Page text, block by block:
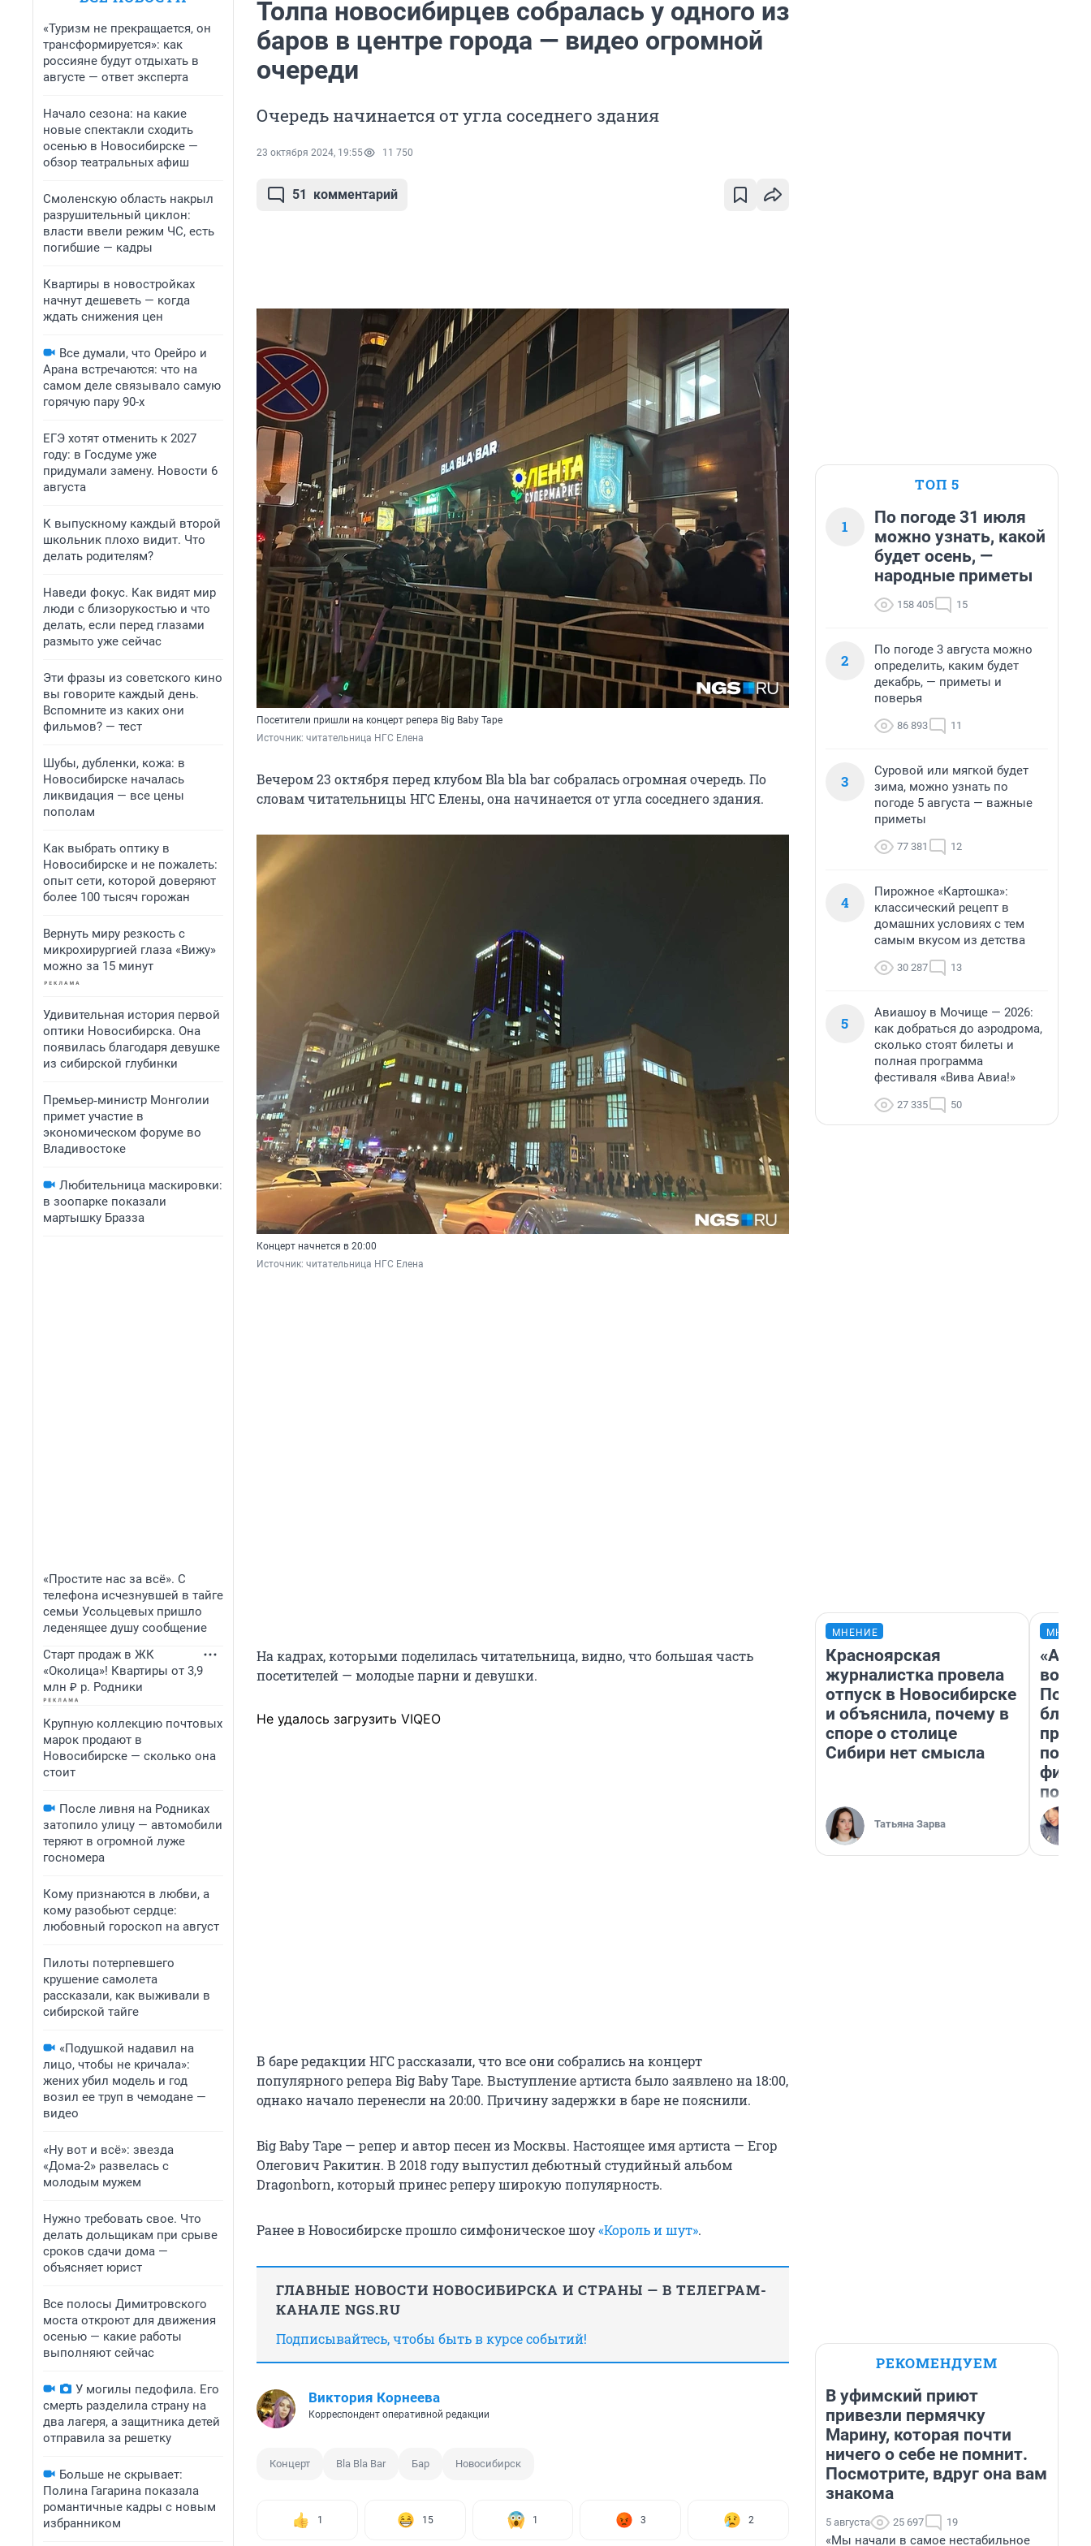
«Туризм не прекращается, он
трансформируется»: как
россияне будут отдыхать в
августе — ответ эксперта
Начало сезона: на какие
новые спектакли сходить
осенью в Новосибирске —
обзор театральных афиш
Смоленскую область накрыл
разрушительный циклон:
власти ввели режим ЧС, есть
погибшие — кадры
Квартиры в новостройках
начнут дешеветь — когда
ждать снижения цен
Все думали, что Орейро и
Арана встречаются: что на
самом деле связывало самую
горячую пару 90-х
ЕГЭ хотят отменить к 2027
году: в Госдуме уже
придумали замену. Новости 6
августа
К выпускному каждый второй
школьник плохо видит. Что
делать родителям?
Наведи фокус. Как видят мир
люди с близорукостью и что
делать, если перед глазами
размыто уже сейчас
Эти фразы из советского кино
вы говорите каждый день.
Вспомните из каких они
фильмов? — тест
Шубы, дубленки, кожа: в
Новосибирске началась
ликвидация — все цены
пополам
Как выбрать оптику в
Новосибирске и не пожалеть:
опыт сети, которой доверяют
более 100 тысяч горожан
Вернуть миру резкость с
микрохирургией глаза «Вижу»
можно за 15 минут
Удивительная история первой
оптики Новосибирска. Она
появилась благодаря девушке
из сибирской глубинки
Премьер‑министр Монголии
примет участие в
экономическом форуме во
Владивостоке
Любительница маскировки:
в зоопарке показали
мартышку Бразза
«Простите нас за всё». С
телефона исчезнувшей в тайге
семьи Усольцевых пришло
леденящее душу сообщение
Старт продаж в ЖК
«Околица»! Квартиры от 3,9
млн ₽ р. Родники
Крупную коллекцию почтовых
марок продают в
Новосибирске — сколько она
стоит
После ливня на Родниках
затопило улицу — автомобили
теряют в огромной луже
госномера
Кому признаются в любви, а
кому разобьют сердце:
любовный гороскоп на август
Пилоты потерпевшего
крушение самолета
рассказали, как выживали в
сибирской тайге
«Подушкой надавил на
лицо, чтобы не кричала»:
жених убил модель и год
возил ее труп в чемодане —
видео
«Ну вот и всё»: звезда
«Дома-2» развелась с
молодым мужем
Нужно требовать свое. Что
делать дольщикам при срыве
сроков сдачи дома —
объясняет юрист
Все полосы Димитровского
моста откроют для движения
осенью — какие работы
выполняют сейчас
У могилы педофила. Его
смерть разделила страну на
два лагеря, а защитника детей
отправила за решетку
Больше не скрывает:
Полина Гагарина показала
романтичные кадры с новым
избранником
Толпа новосибирцев собралась у одного из
баров в центре города — видео огромной
очереди
Очередь начинается от угла соседнего здания
23 октября 2024, 19:55 11 750
51 комментарий
Посетители пришли на концерт репера Big Baby Tape
Источник: читательница НГС Елена
Вечером 23 октября перед клубом Bla bla bar собралась огромная очередь. По
словам читательницы НГС Елены, она начинается от угла соседнего здания.
Концерт начнется в 20:00
Источник: читательница НГС Елена
На кадрах, которыми поделилась читательница, видно, что большая часть
посетителей — молодые парни и девушки.
Не удалось загрузить VIQEO
В баре редакции НГС рассказали, что все они собрались на концерт
популярного репера Big Baby Tape. Выступление артиста было заявлено на 18:00,
однако начало перенесли на 20:00. Причину задержки в баре не пояснили.
Big Baby Tape — репер и автор песен из Москвы. Настоящее имя артиста — Егор
Олегович Ракитин. В 2018 году выпустил дебютный студийный альбом
Dragonborn, который принес реперу широкую популярность.
Ранее в Новосибирске прошло симфоническое шоу«Король и шут».
ГЛАВНЫЕ НОВОСТИ НОВОСИБИРСКА И СТРАНЫ — В ТЕЛЕГРАМ-
КАНАЛЕ NGS.RU
Подписывайтесь, чтобы быть в курсе событий!
Виктория Корнеева
Корреспондент оперативной редакции
Концерт Bla Bla Bar Бар Новосибирск
1 15 1 3 2
ТОП 5
1
По погоде 31 июля
можно узнать, какой
будет осень, —
народные приметы
158 405 15
2
По погоде 3 августа можно
определить, каким будет
декабрь, — приметы и
поверья
86 893 11
3
Суровой или мягкой будет
зима, можно узнать по
погоде 5 августа — важные
приметы
77 381 12
4
Пирожное «Картошка»:
классический рецепт в
домашних условиях с тем
самым вкусом из детства
30 287 13
5
Авиашоу в Мочище — 2026:
как добраться до аэродрома,
сколько стоят билеты и
полная программа
фестиваля «Вива Авиа!»
27 335 50
МНЕНИЕ
Красноярская
журналистка провела
отпуск в Новосибирске
и объяснила, почему в
споре о столице
Сибири нет смысла
Татьяна Зарва
вот
РЕКОМЕНДУЕМ
В уфимский приют
привезли пермячку
Марину, которая почти
ничего о себе не помнит.
Посмотрите, вдруг она вам
знакома
5 августа 25 697 19
«Мы начали в самое нестабильное